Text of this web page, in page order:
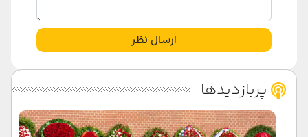
ارسال نظر
پربازدیدها